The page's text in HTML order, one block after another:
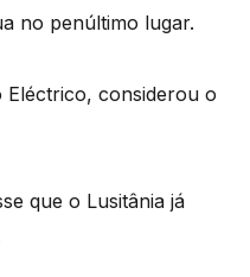
no penúltimo lugar.
Eléctrico, considerou o
que o Lusitânia já